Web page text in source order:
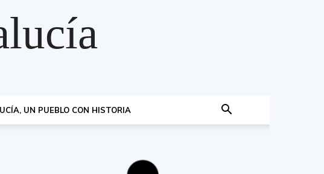
UN PUEBLO CON HISTORIA